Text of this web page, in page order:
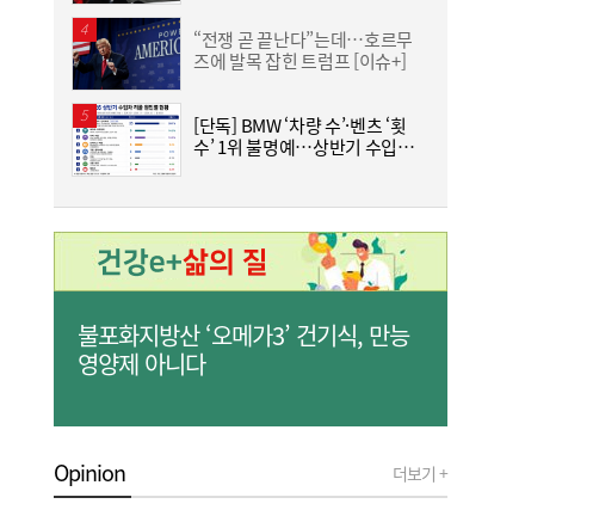
후위기·물 해법 제시한 18개국 청소년들
06:00
美 하원, 한국 정통망법 개정에 공식 항의…
방미통위 “차별 아니다” 반박
“전쟁 곧 끝난다”는데…호르무
즈에 발목 잡힌 트럼프 [이슈+]
[단독] BMW ‘차량 수’·벤츠 ‘횟
수’ 1위 불명예…상반기 수입차
불포화지방산 ‘오메가3’ 건기식, 만능
영양제 아니다
Opinion 더보기 +